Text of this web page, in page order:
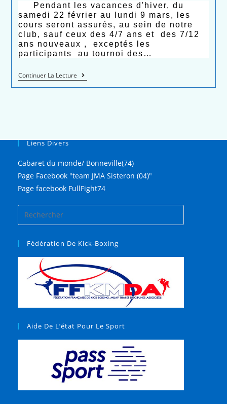
Pendant les vacances d'hiver, du
samedi 22 février au lundi 9 mars, les
cours seront assurés, au sein de notre
club, sauf ceux des 4/7 ans et des 7/12
ans nouveaux , exceptés les
participants au tournoi des…
Continuer La Lecture
Liens Divers
Cabaret du monde/ Bonneville(74)
Page Facebook "team JMA Sisteron (04)"
Page facebook FullFight74
Fédération De Kick-Boxing
Aide De L’état Pour Le Sport